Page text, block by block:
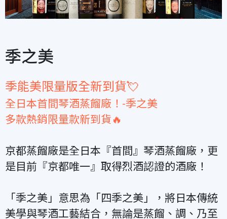
季之美
季能美限量版全新到貨💘
全日本首間琴酒蒸餾廠！-季之美
多款熱銷限量款新到貨🔥
京都蒸餾廠是全日本『首間』琴酒蒸餾廠，更
是目前『京都唯一』取得烈酒認證的酒廠！
「季之美」意思為「四季之美」，將日本傳統
美學與琴酒工藝結合，無論是蒸餾、調、乃至